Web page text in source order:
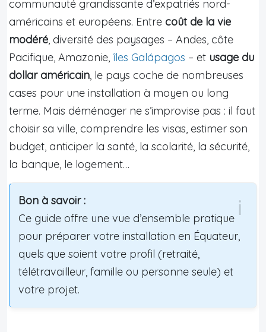
communauté grandissante d’expatriés nord-
américains et européens. Entre coût de la vie
modéré, diversité des paysages – Andes, côte
Pacifique, Amazonie, îles Galápagos – et usage du
dollar américain, le pays coche de nombreuses
cases pour une installation à moyen ou long
terme. Mais déménager ne s’improvise pas : il faut
choisir sa ville, comprendre les visas, estimer son
budget, anticiper la santé, la scolarité, la sécurité,
la banque, le logement…
Bon à savoir :
Ce guide offre une vue d’ensemble pratique
pour préparer votre installation en Équateur,
quels que soient votre profil (retraité,
télétravailleur, famille ou personne seule) et
votre projet.